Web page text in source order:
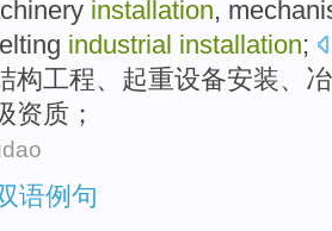
installation,
industrial installation;
构工程、 起重设备安装、
资质；
语例句